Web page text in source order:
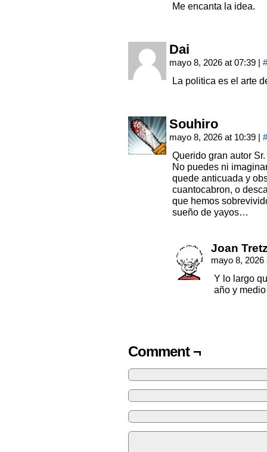
Me encanta la idea.
Dai
mayo 8, 2026 at 07:39 | #
La politica es el arte
Souhiro
mayo 8, 2026 at 10:39 | #
Querido gran autor
No puedes ni
quede anticuada y
cuantocabron, o
que hemos
sueño de yayos…
Joan
mayo 8, 2026
Y lo largo
año y
Comment ¬